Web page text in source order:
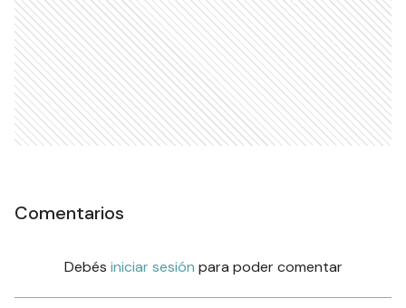
Comentarios
Debés iniciar sesión para poder comentar